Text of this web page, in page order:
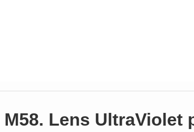
Lens UltraViolet